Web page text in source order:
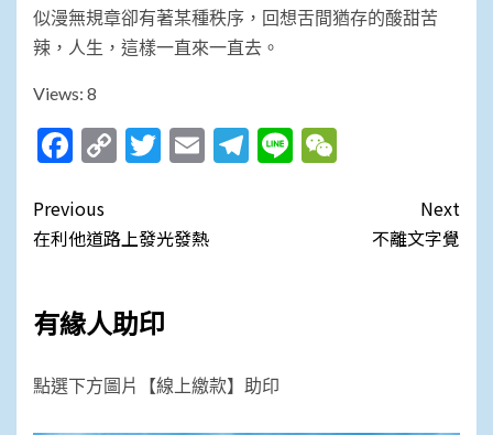
似漫無規章卻有著某種秩序，回想舌間猶存的酸甜苦
辣，人生，這樣一直來一直去。
Views: 8
Facebook
CopyTwitter
EmailTelegram
Line
Post
navigation
Previous
在利他道路上發光發熱
Next
不離文字覺
有緣人助印
點選下方圖片【線上繳款】助印